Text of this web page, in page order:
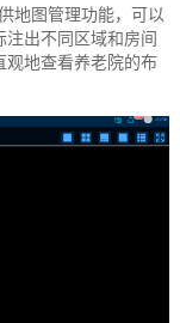
地图管理功能，可以
出不同区域和房间
观地查看养老院的布